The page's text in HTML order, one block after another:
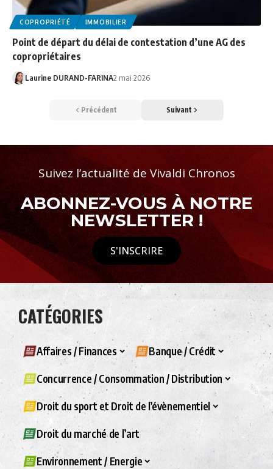
COPROPRIÉTÉ IMMOBILIER
Point de départ du délai de contestation d’une AG des
copropriétaires
Laurine DURAND-FARINA2 mai 2026
Précédent Suivant
Suivez l’actualité de Vivaldi Chronos
ABONNEZ-VOUS À NOTRE
NEWSLETTER !
S'INSCRIRE
CATÉGORIES
Affaires / Finances Banque / Crédit
Concurrence / Consommation / Distribution
Droit du sport et Droit de l’évènementiel
Droit du marché de l’art
Environnement / Energie